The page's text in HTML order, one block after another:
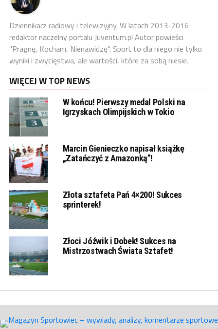
Dziennikarz radiowy i telewizyjny. W latach 2013-2016
redaktor naczelny portalu Juventum.pl Autor powieści
"Pragnę, Kocham, Nienawidzę". Sport to dla niego nie tylko
wyniki i zwycięstwa, ale wartości, które za sobą niesie.
WIĘCEJ W TOP NEWS
W końcu! Pierwszy medal Polski na
Igrzyskach Olimpijskich w Tokio
Marcin Gienieczko napisał książkę
„Zatańczyć z Amazonką”!
Złota sztafeta Pań 4×200! Sukces
sprinterek!
Złoci Jóźwik i Dobek! Sukces na
Mistrzostwach Świata Sztafet!